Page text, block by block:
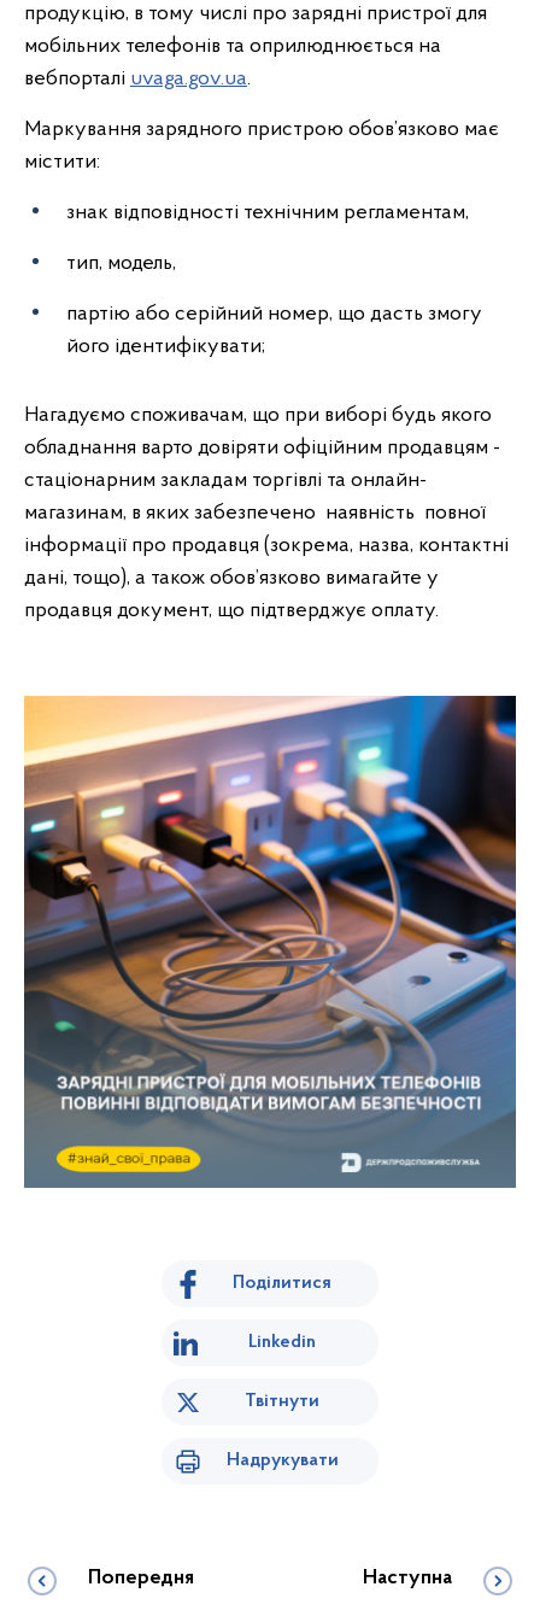
продукцію, в тому числі про зарядні пристрої для
мобільних телефонів та оприлюднюється на
вебпорталі uvaga.gov.ua.
Маркування зарядного пристрою обов’язково має
містити:
знак відповідності технічним регламентам,
тип, модель,
партію або серійний номер, що дасть змогу
його ідентифікувати;
Нагадуємо споживачам, що при виборі будь якого
обладнання варто довіряти офіційним продавцям -
стаціонарним закладам торгівлі та онлайн-
магазинам, в яких забезпечено наявність повної
інформації про продавця (зокрема, назва, контактні
дані, тощо), а також обов’язково вимагайте у
продавця документ, що підтверджує оплату.
Поділитися
Linkedin
Твітнути
Надрукувати
Попередня Наступна